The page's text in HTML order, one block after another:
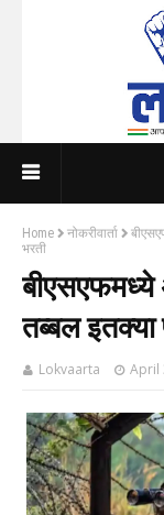
Home नोकरीवार्ता
भरती
बीएसएफमध्ये
तब्बल इतक्या
Lokvaarta April